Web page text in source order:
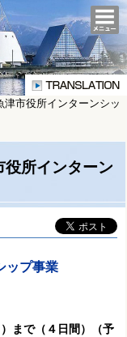
津市役所インターンシッ
役所インターン
ップ事業
まで（４日間）（予